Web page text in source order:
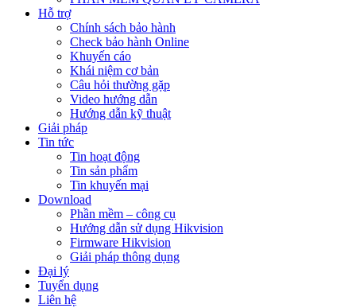
Hỗ trợ
Chính sách bảo hành
Check bảo hành Online
Khuyến cáo
Khái niệm cơ bản
Câu hỏi thường gặp
Video hướng dẫn
Hướng dẫn kỹ thuật
Giải pháp
Tin tức
Tin hoạt động
Tin sản phẩm
Tin khuyến mại
Download
Phần mềm – công cụ
Hướng dẫn sử dụng Hikvision
Firmware Hikvision
Giải pháp thông dụng
Đại lý
Tuyển dụng
Liên hệ